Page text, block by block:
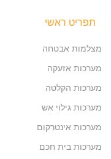
תפריט ראשי
מצלמות אבטחה
מערכות אזעקה
מערכות הקלטה
מערכות גילוי אש
מערכות אינטרקום
מערכות בית חכם